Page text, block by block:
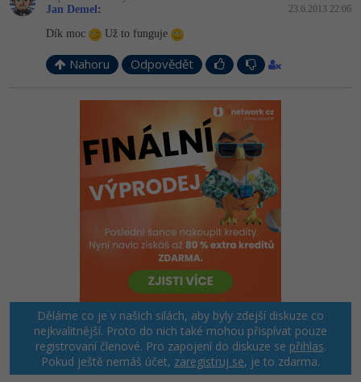
Jan Demel: 23.6.2013 22:06
Dík moc Už to funguje
Nahoru Odpovědět
Děláme co je v našich silách, aby byly zdejší diskuze co
nejkvalitnější. Proto do nich také mohou přispívat pouze
registrovaní členové. Pro zapojení do diskuze se přihlas.
Pokud ještě nemáš účet, zaregistruj se, je to zdarma.